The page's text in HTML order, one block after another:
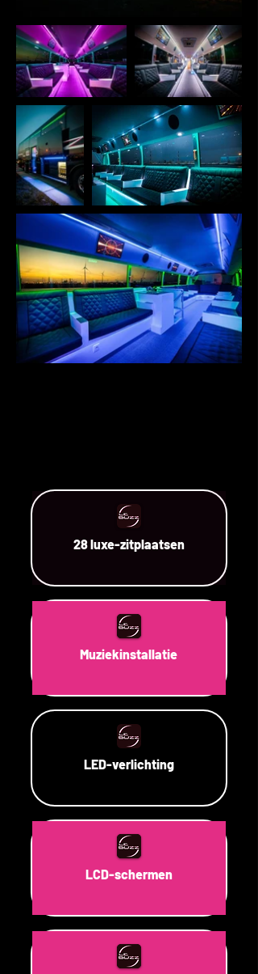
28 luxe-zitplaatsen
Muziekinstallatie
LED-verlichting
LCD-schermen